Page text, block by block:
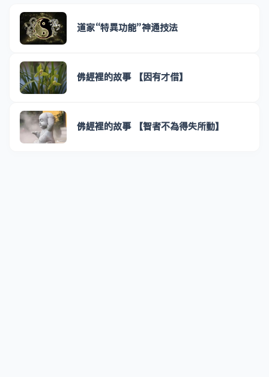
道家“特異功能”神通技法
佛經裡的故事 【因有才借】
佛經裡的故事 【智者不為得失所動】